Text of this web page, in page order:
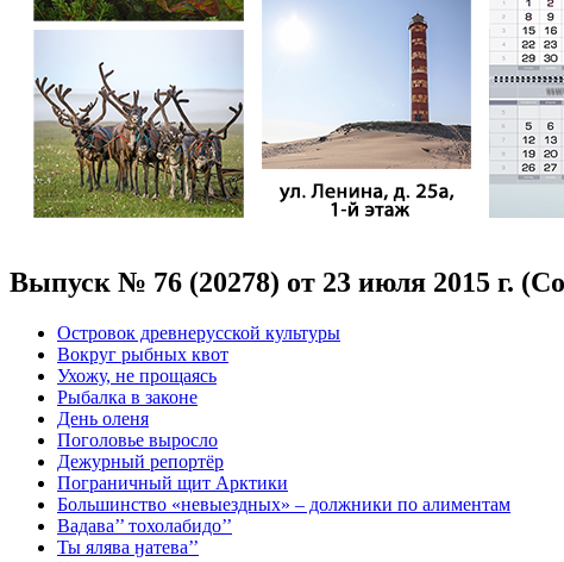
Выпуск № 76 (20278) от 23 июля 2015 г.
Островок древнерусской культуры
Вокруг рыбных квот
Ухожу, не прощаясь
Рыбалка в законе
День оленя
Поголовье выросло
Дежурный репортёр
Пограничный щит Арктики
Большинство «невыездных» – должники по алиментам
Вадава’’ тохолабидо’’
Ты ялява ӈатева’’